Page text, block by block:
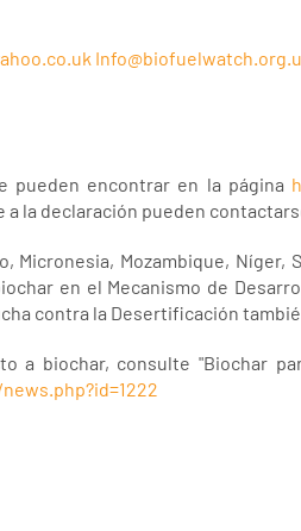
pueden encontrar en la página
a la declaración pueden
Mozambique, Níger,
en el Mecanismo de
contra la Desertificación
a biochar, consulte "Biochar